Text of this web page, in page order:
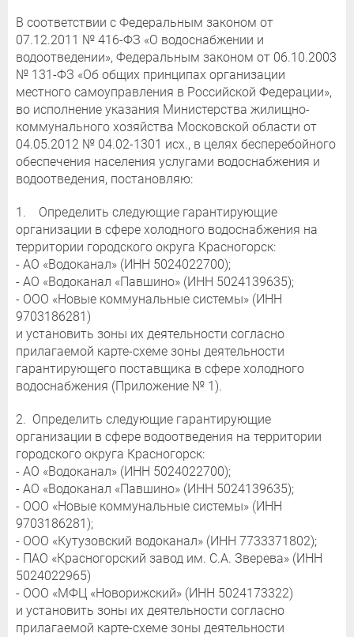
В соответствии с Федеральным законом от
07.12.2011 № 416-ФЗ «О водоснабжении и
водоотведении», Федеральным законом от 06.10.2003
№ 131-ФЗ «Об общих принципах организации
местного самоуправления в Российской Федерации»,
во исполнение указания Министерства жилищно-
коммунального хозяйства Московской области от
04.05.2012 № 04.02-1301 исх., в целях бесперебойного
обеспечения населения услугами водоснабжения и
водоотведения, постановляю:
1. Определить следующие гарантирующие
организации в сфере холодного водоснабжения на
территории городского округа Красногорск:
- АО «Водоканал» (ИНН 5024022700);
- АО «Водоканал «Павшино» (ИНН 5024139635);
- ООО «Новые коммунальные системы» (ИНН
9703186281)
и установить зоны их деятельности согласно
прилагаемой карте-схеме зоны деятельности
гарантирующего поставщика в сфере холодного
водоснабжения (Приложение № 1).
2. Определить следующие гарантирующие
организации в сфере водоотведения на территории
городского округа Красногорск:
- АО «Водоканал» (ИНН 5024022700);
- АО «Водоканал «Павшино» (ИНН 5024139635);
- ООО «Новые коммунальные системы» (ИНН
9703186281);
- ООО «Кутузовский водоканал» (ИНН 7733371802);
- ПАО «Красногорский завод им. С.А. Зверева» (ИНН
5024022965)
- ООО «МФЦ «Новорижский» (ИНН 5024173322)
и установить зоны их деятельности согласно
прилагаемой карте-схеме зоны деятельности